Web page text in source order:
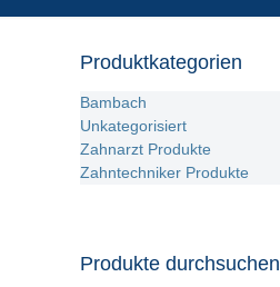
Produktkategorien
Bambach
Unkategorisiert
Zahnarzt Produkte
Zahntechniker Produkte
Produkte durchsuchen